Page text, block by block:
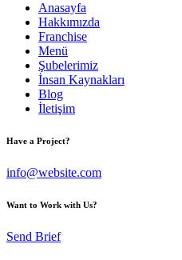
Anasayfa
Hakkımızda
Franchise
Menü
Şubelerimiz
İnsan Kaynakları
Blog
İletişim
Have a Project?
info@website.com
Want to Work with Us?
Send Brief